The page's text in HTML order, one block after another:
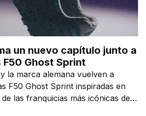
un nuevo capítulo junto a
Ghost Sprint
la marca alemana vuelven a
F50 Ghost Sprint inspiradas en
las franquicias más icónicas del